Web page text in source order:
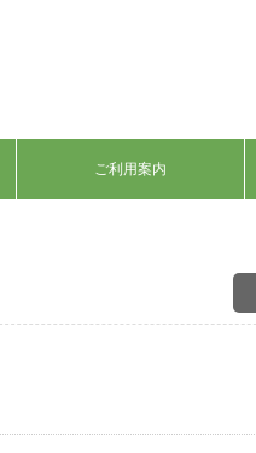
ご利用案内